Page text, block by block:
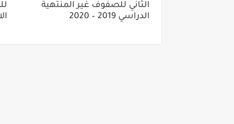
الثاني للصفوف غير المنتهية
الدراسي 2019 – 2020